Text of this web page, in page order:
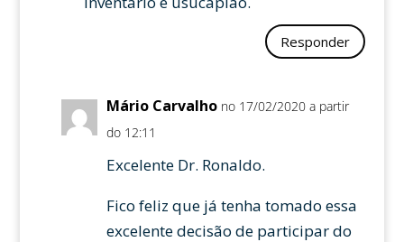
Responder
Mário Carvalho no 17/02/2020 a partir
do 12:11
Excelente Dr. Ronaldo.
Fico feliz que já tenha tomado essa
excelente decisão de participar do